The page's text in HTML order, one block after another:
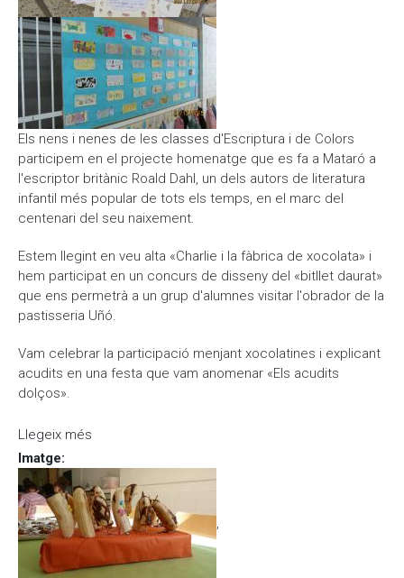
Els nens i nenes de les classes d'Escriptura i de Colors
participem en el projecte homenatge que es fa a Mataró a
l'escriptor britànic Roald Dahl, un dels autors de literatura
infantil més popular de tots els temps, en el marc del
centenari del seu naixement.
Estem llegint en veu alta «Charlie i la fàbrica de xocolata» i
hem participat en un concurs de disseny del «bitllet daurat»
que ens permetrà a un grup d'alumnes visitar l'obrador de la
pastisseria Uñó.
Vam celebrar la participació menjant xocolatines i explicant
acudits en una festa que vam anomenar «Els acudits
dolços».
Llegeix més
Imatge:
,